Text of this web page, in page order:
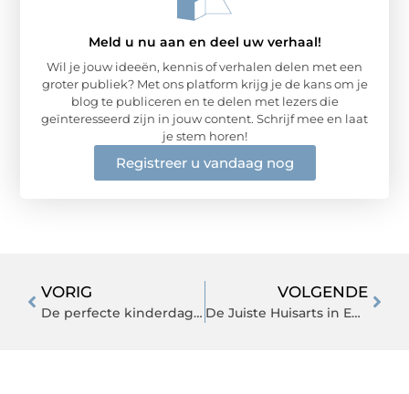
Meld u nu aan en deel uw verhaal!
Wil je jouw ideeën, kennis of verhalen delen met een
groter publiek? Met ons platform krijg je de kans om je
blog te publiceren en te delen met lezers die
geïnteresseerd zijn in jouw content. Schrijf mee en laat
je stem horen!
Registreer u vandaag nog
VORIG
De perfecte kinderdagverblijf in Haarlem kiezen: Waar moet u op letten?
VOLGENDE
De Juiste Huisarts in Enschede Kiezen: Waar Moet U Op Letten?